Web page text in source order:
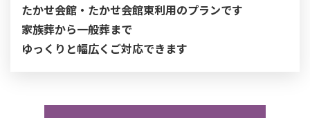
たかせ会館・たかせ会館東利用のプランです
家族葬から一般葬まで
ゆっくりと幅広くご対応できます